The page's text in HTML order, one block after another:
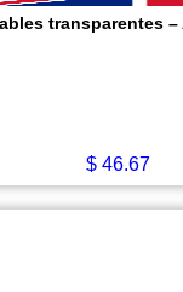
transparentes –
$46.67